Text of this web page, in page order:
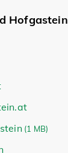
Hofgastein
(1 MB)